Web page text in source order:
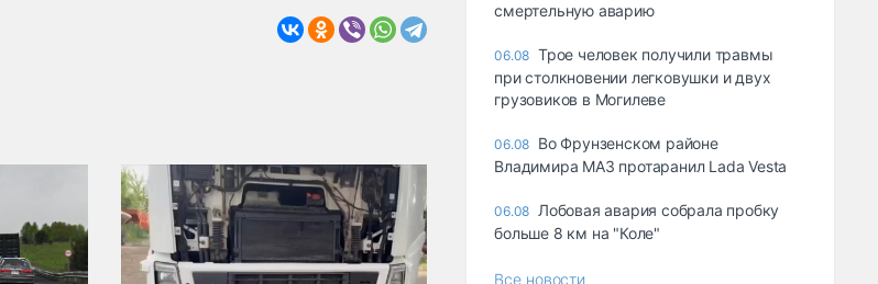
смертельную аварию
06.08 Трое человек получили травмы
при столкновении легковушки и двух
грузовиков в Могилеве
06.08 Во Фрунзенском районе
Владимира МАЗ протаранил Lada Vesta
06.08 Лобовая авария собрала пробку
больше 8 км на "Коле"
Все новости